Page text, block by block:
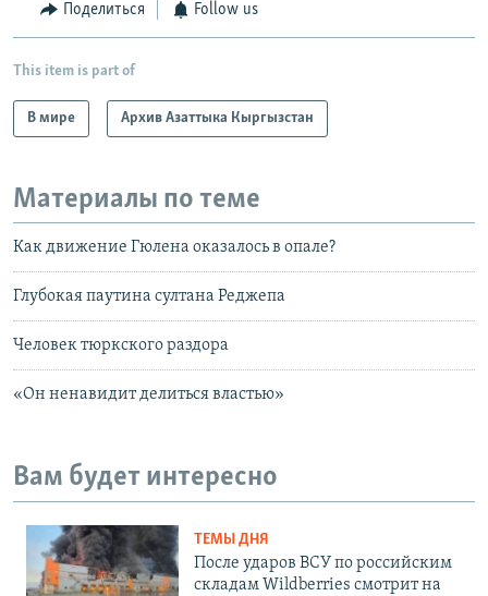
Поделиться Follow us
This item is part of
В мире Архив Азаттыка Кыргызстан
Материалы по теме
Как движение Гюлена оказалось в опале?
Глубокая паутина султана Реджепа
Человек тюркского раздора
«Он ненавидит делиться властью»
Вам будет интересно
ТЕМЫ ДНЯ
После ударов ВСУ по российским
складам Wildberries смотрит на